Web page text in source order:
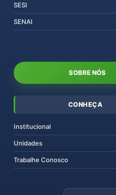
SESI
SENAI
SOBRE NÓS
CONHEÇA
Institucional
Unidades
Trabalhe Conosco